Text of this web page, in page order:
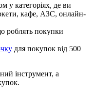
м у категоріях, де ви
кети, кафе, АЗС, онлайн-
о роблять покупки
чку для покупок від 500
ний інструмент, а
упок.